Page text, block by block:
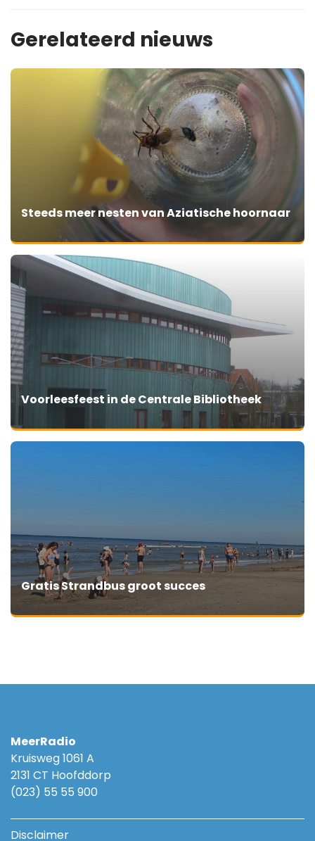
Gerelateerd nieuws
Steeds meer nesten van Aziatische hoornaar
Voorleesfeest in de Centrale Bibliotheek
Gratis Strandbus groot succes
MeerRadio
Kruisweg 1061 A
2131 CT Hoofddorp
(023) 55 55 900
Disclaimer